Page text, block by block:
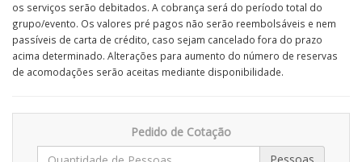
os serviços serão debitados. A cobrança será do período total do
grupo/evento. Os valores pré pagos não serão reembolsáveis e nem
passíveis de carta de crédito, caso sejam cancelado fora do prazo
acima determinado. Alterações para aumento do número de reservas
de acomodações serão aceitas mediante disponibilidade.
Pedido de Cotação